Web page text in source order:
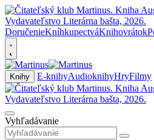
DoručenieKníhkupectváKnihovrátok
Knihy E-knihyAudioknihyHryFilmy
Vyhľadávanie